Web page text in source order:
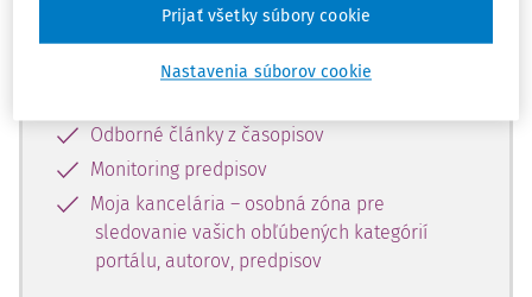
Vďaka registrácii získate prístup aj k
vybranému obsahu:
Odborné články z časopisov
Monitoring predpisov
Moja kancelária – osobná zóna pre
sledovanie vašich obľúbených kategórií
portálu, autorov, predpisov
Nastavenia súborov cookie
Prijať všetky súbory cookie